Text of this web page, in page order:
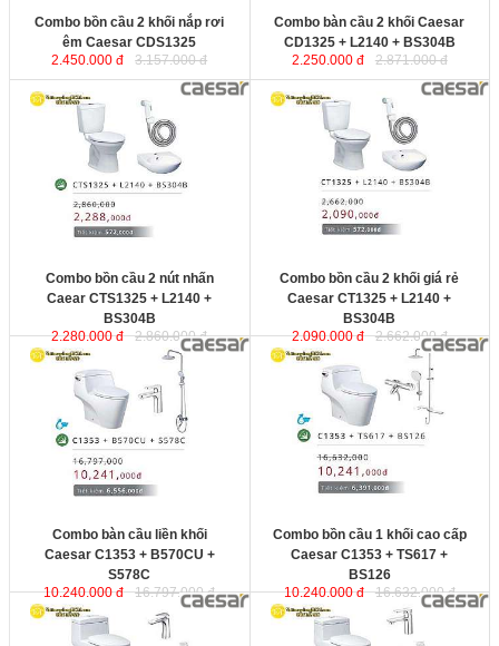
Combo bồn cầu 2 khối nắp rơi
êm Caesar CDS1325
2.450.000 đ
3.157.000 đ
Combo bàn cầu 2 khối Caesar
CD1325 + L2140 + BS304B
2.250.000 đ
2.871.000 đ
Combo bồn cầu 2 nút nhấn
Caear CTS1325 + L2140 +
BS304B
2.280.000 đ
2.860.000 đ
Combo bồn cầu 2 khối giá rẻ
Caesar CT1325 + L2140 +
BS304B
2.090.000 đ
2.662.000 đ
Bộ combo bao gồm:
Combo bàn cầu liền khối
Caesar C1353 + B570CU +
S578C
10.240.000 đ
16.797.000 đ
Bộ combo bao gồm:
Combo bồn cầu 1 khối cao cấp
Caesar C1353 + TS617 +
BS126
10.240.000 đ
16.632.000 đ
Bộ combo bao gồm:
Bộ combo bao gồm: